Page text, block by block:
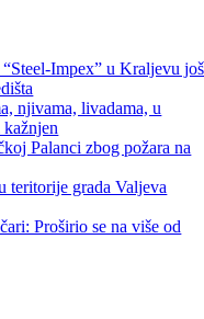
Impex” u Kraljevu još
njivama, livadama, u
Palanci zbog požara na
teritorije grada Valjeva
Proširio se na više od